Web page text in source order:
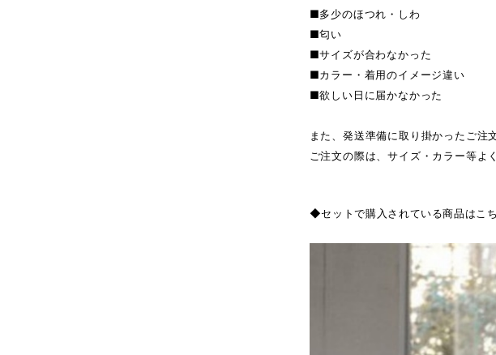
■多少のほつれ・しわ
■匂い
■サイズが合わなかった
■カラー・着用のイメージ違い
■欲しい日に届かなかった
また、発送準備に取り掛かったご注
ご注文の際は、サイズ・カラー等よ
◆セットで購入されている商品はこ